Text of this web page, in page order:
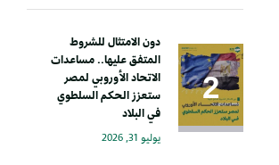
دون الامتثال للشروط
المتفق عليها.. مساعدات
الاتحاد الأوروبي لمصر
ستعزز الحكم السلطوي
في البلاد
يوليو 31, 2026